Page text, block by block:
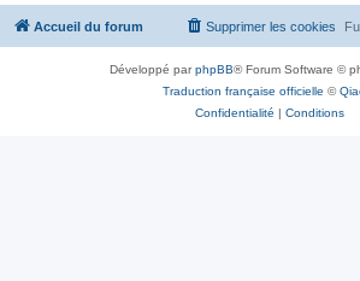
Accueil du forum Supprimer les cookies
Développé parphpBB® Forum Software ©
Traduction française officielle ©
Confidentialité | Conditions